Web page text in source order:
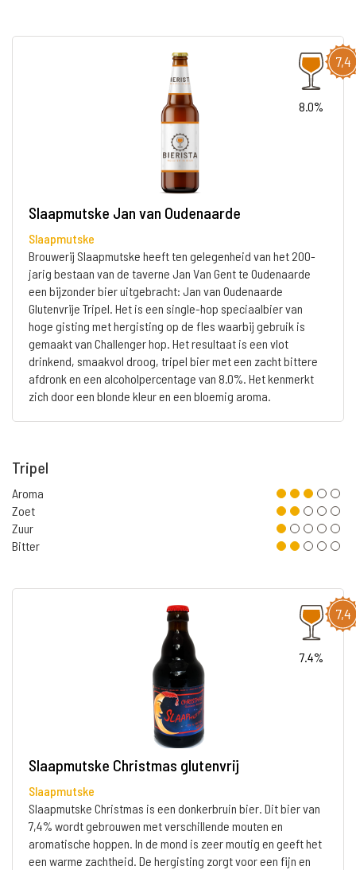
7,4
8.0%
Slaapmutske Jan van Oudenaarde
Slaapmutske
Brouwerij Slaapmutske heeft ten gelegenheid van het 200-
jarig bestaan van de taverne Jan Van Gent te Oudenaarde
een bijzonder bier uitgebracht: Jan van Oudenaarde
Glutenvrije Tripel. Het is een single-hop speciaalbier van
hoge gisting met hergisting op de fles waarbij gebruik is
gemaakt van Challenger hop. Het resultaat is een vlot
drinkend, smaakvol droog, tripel bier met een zacht bittere
afdronk en een alcoholpercentage van 8.0%. Het kenmerkt
zich door een blonde kleur en een bloemig aroma.
Tripel
Aroma
Zoet
Zuur
Bitter
7,4
7.4%
Slaapmutske Christmas glutenvrij
Slaapmutske
Slaapmutske Christmas is een donkerbruin bier. Dit bier van
7,4% wordt gebrouwen met verschillende mouten en
aromatische hoppen. In de mond is zeer moutig en geeft het
een warme zachtheid. De hergisting zorgt voor een fijn en